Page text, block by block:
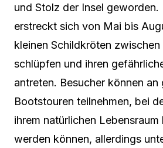
und Stolz der Insel geworden.
erstreckt sich von Mai bis
kleinen Schildkröten
schlüpfen und ihren
antreten. Besucher können an
Bootstouren teilnehmen, bei
ihrem natürlichen
werden können, allerdings